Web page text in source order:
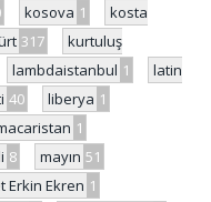
kosova 1
kosta
317
kurtuluş
lambdaistanbul 1
latin
40 liberya 1
1
8 mayın 51
Erkin Ekren 1